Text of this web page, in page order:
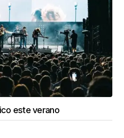
este verano